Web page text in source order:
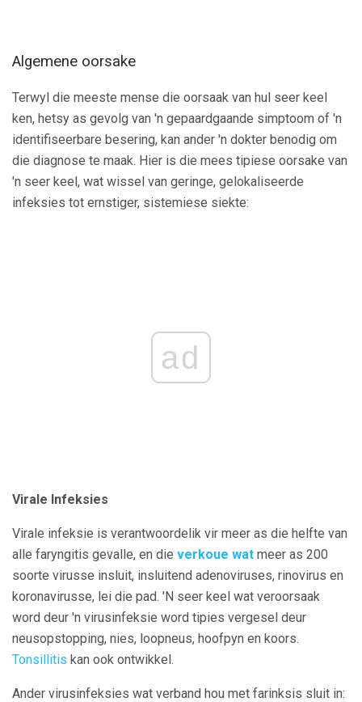
Algemene oorsake
Terwyl die meeste mense die oorsaak van hul seer keel
ken, hetsy as gevolg van 'n gepaardgaande simptoom of 'n
identifiseerbare besering, kan ander 'n dokter benodig om
die diagnose te maak. Hier is die mees tipiese oorsake van
'n seer keel, wat wissel van geringe, gelokaliseerde
infeksies tot ernstiger, sistemiese siekte:
ad
Virale Infeksies
Virale infeksie is verantwoordelik vir meer as die helfte van
alle faryngitis gevalle, en die verkoue wat meer as 200
soorte virusse insluit, insluitend adenoviruses, rinovirus en
koronavirusse, lei die pad. 'N seer keel wat veroorsaak
word deur 'n virusinfeksie word tipies vergesel deur
neusopstopping, nies, loopneus, hoofpyn en koors.
Tonsillitis kan ook ontwikkel.
Ander virusinfeksies wat verband hou met farinksis sluit in: